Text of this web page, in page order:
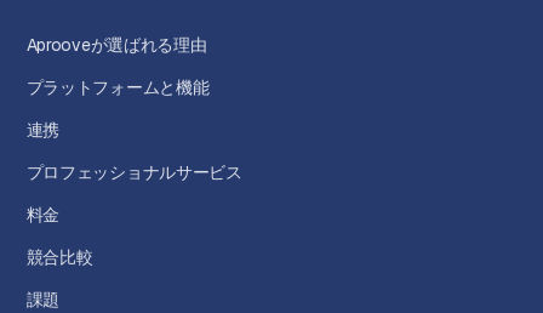
Aprooveが選ばれる理由
プラットフォームと機能
連携
プロフェッショナルサービス
料金
競合比較
課題